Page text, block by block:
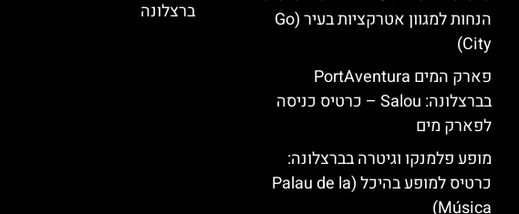
הנחות למגוון אטרקציות בעיר (Go
City)
פארק המים PortAventura
בברצלונה: Salou – כרטיס כניסה
לפארק מים
מופע פלמנקו וגיטרה בברצלונה:
כרטיס למופע בהיכל (Palau de la
Música)
ברצלונה